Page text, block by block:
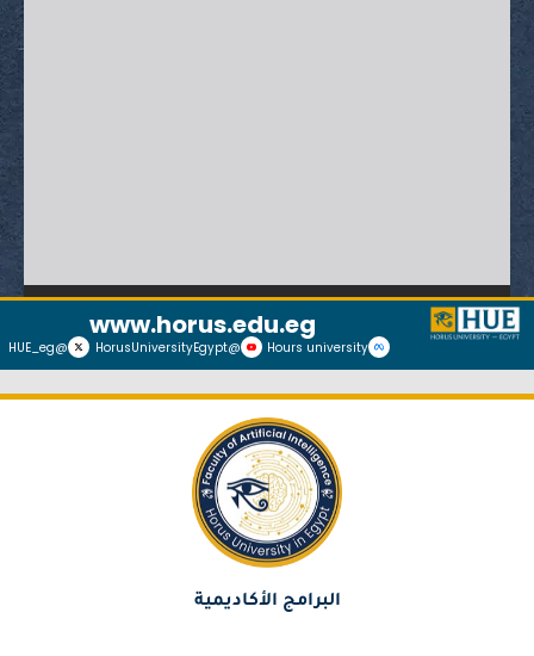
البرامج الأكاديمية
www.horus.edu.eg
Hours university
@HorusUniversityEgypt
@HUE_eg